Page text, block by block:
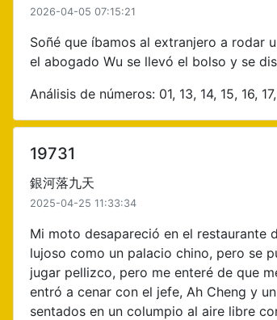
2026-04-05 07:15:21
Soñé que íbamos al extranjero a rodar
el abogado Wu se llevó el bolso y se
Análisis de números: 01, 13, 14, 15, 16,
19731
銀河落九天
2025-04-25 11:33:34
Mi moto desapareció en el restaurante
lujoso como un palacio chino, pero se
jugar pellizco, pero me enteré de que
entró a cenar con el jefe, Ah Cheng y
sentados en un columpio al aire libre